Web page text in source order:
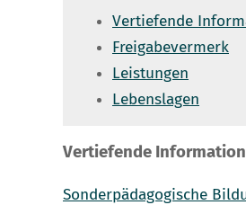
Vertiefende
Freigabevermerk
Leistungen
Lebenslagen
Vertiefende
Sonderpädagogische